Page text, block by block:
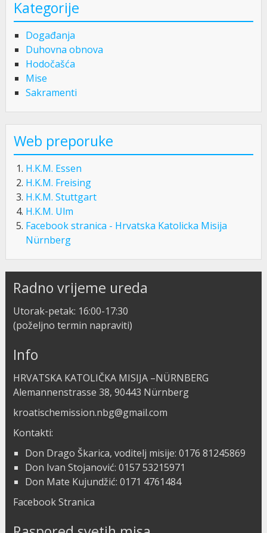
Kategorije
Događanja
Duhovna obnova
Hodočašća
Mise
Sakramenti
Web preporuke
H.K.M. Essen
H.K.M. Freising
H.K.M. Stuttgart
H.K.M. Ulm
Facebook stranica - Hrvatska Katolicka Misija
Nürnberg
Radno vrijeme ureda
Utorak-petak: 16:00-17:30
(poželjno termin napraviti)
Info
HRVATSKA KATOLIČKA MISIJA –NÜRNBERG
Alemannenstrasse 38, 90443 Nürnberg
kroatischemission.nbg@gmail.com
Kontakti:
Don Drago Škarica, voditelj misije: 0176 81245869
Don Ivan Stojanović: 0157 53215971
Don Mate Kujundžić: 0171 4761484
Facebook Stranica